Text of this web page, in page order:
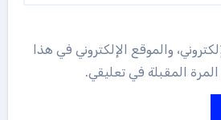
والموقع الإلكتروني في هذا
المقبلة في تعليقي.